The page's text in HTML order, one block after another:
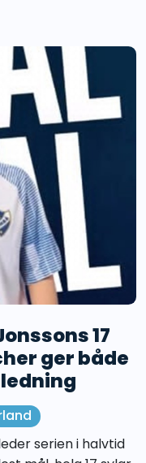
17
ger både
serien i halvtid